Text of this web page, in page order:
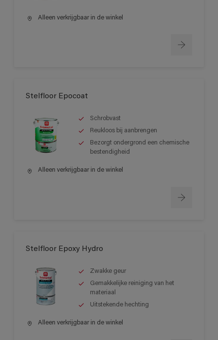
Alleen verkrijgbaar in de winkel
Stelfloor Epocoat
Schrobvast
Reukloos bij aanbrengen
Bezorgt ondergrond een chemische
bestendigheid
Alleen verkrijgbaar in de winkel
Stelfloor Epoxy Hydro
Zwakke geur
Gemakkelijke reiniging van het
materiaal
Uitstekende hechting
Alleen verkrijgbaar in de winkel